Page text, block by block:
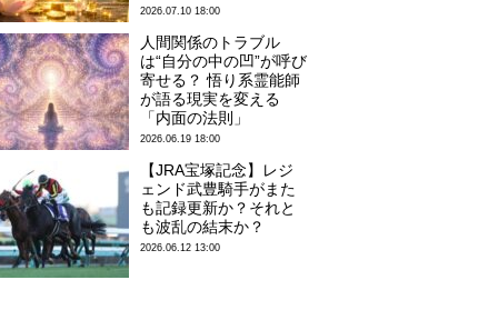
2026.07.10 18:00
人間関係のトラブル
は“自分の中の凹”が呼び
寄せる？ 悟り系霊能師
が語る現実を変える
「内面の法則」
2026.06.19 18:00
【JRA宝塚記念】レジ
ェンド武豊騎手がまた
も記録更新か？それと
も波乱の結末か？
2026.06.12 13:00